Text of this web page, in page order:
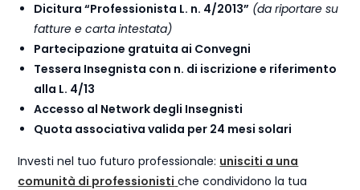
Dicitura “Professionista L. n. 4/2013” (da riportare su
fatture e carta intestata)
Partecipazione gratuita ai Convegni
Tessera Insegnista con n. di iscrizione e riferimento
alla L. 4/13
Accesso al Network degli Insegnisti
Quota associativa valida per 24 mesi solari
Investi nel tuo futuro professionale: unisciti a una
comunità di professionisti che condividono la tua